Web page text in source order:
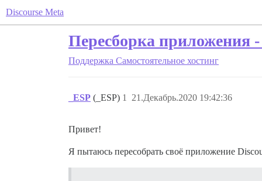
Discourse Meta
Пересборка приложения
Поддержка Самостоятельное хостинг
_ESP (_ESP) 21.Декабрь.2020 19:42:36
1
Привет!
Я пытаюсь пересобрать своё приложение